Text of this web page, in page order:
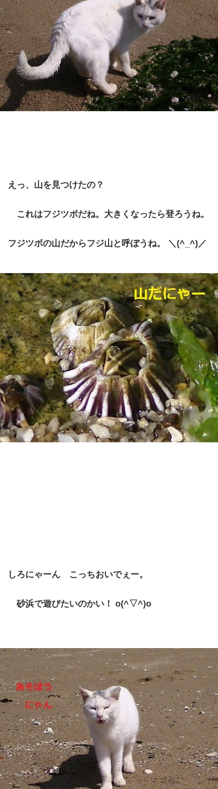
えっ、山を見つけたの？
これはフジツボだね。大きくなったら登ろうね。
フジツボの山だからフジ山と呼ぼうね。 ＼(^_^)／
しろにゃーん こっちおいでぇー。
砂浜で遊びたいのかい！ o(^▽^)o